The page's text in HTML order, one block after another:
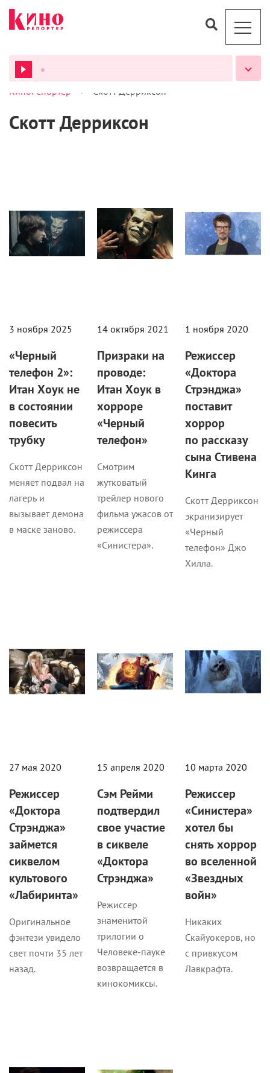
ВСЕ ПОДКАСТЫ
КиноРепортер > Скотт Дерриксон
Скотт Дерриксон
3 ноября 2025
«Черный
телефон 2»:
Итан Хоук не
в состоянии
повесить
трубку
Скотт Дерриксон
меняет подвал на
лагерь и
вызывает демона
в маске заново.
14 октября 2021
Призраки на
проводе:
Итан Хоук в
хорроре
«Черный
телефон»
Смотрим
жутковатый
трейлер нового
фильма ужасов от
режиссера
«Синистера».
1 ноября 2020
Режиссер
«Доктора
Стрэнджа»
поставит
хоррор
по рассказу
сына Стивена
Кинга
Скотт Дерриксон
экранизирует
«Черный
телефон» Джо
Хилла.
27 мая 2020
Режиссер
«Доктора
Стрэнджа»
займется
сиквелом
культового
«Лабиринта»
Оригинальное
фэнтези увидело
свет почти 35 лет
назад.
15 апреля 2020
Сэм Рейми
подтвердил
свое участие
в сиквеле
«Доктора
Стрэнджа»
Режиссер
знаменитой
трилогии о
Человеке-пауке
возвращается в
кинокомиксы.
10 марта 2020
Режиссер
«Синистера»
хотел бы
снять хоррор
во вселенной
«Звездных
войн»
Никаких
Скайуокеров, но
с привкусом
Лавкрафта.